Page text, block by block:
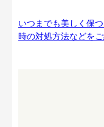
いつまでも美しく保
時の対処方法などをご